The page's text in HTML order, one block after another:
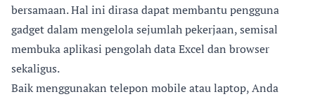
bersamaan. Hal ini dirasa dapat membantu pengguna
gadget dalam mengelola sejumlah pekerjaan, semisal
membuka aplikasi pengolah data Excel dan browser
sekaligus.
Baik menggunakan telepon mobile atau laptop, Anda